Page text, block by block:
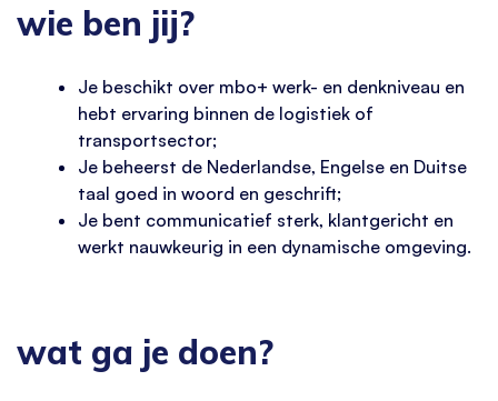
wie ben jij?
Je beschikt over mbo+ werk- en denkniveau en
hebt ervaring binnen de logistiek of
transportsector;
Je beheerst de Nederlandse, Engelse en Duitse
taal goed in woord en geschrift;
Je bent communicatief sterk, klantgericht en
werkt nauwkeurig in een dynamische omgeving.
wat ga je doen?